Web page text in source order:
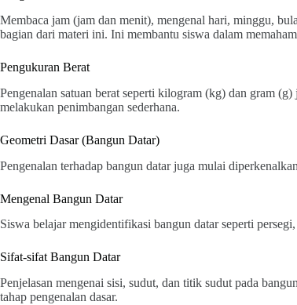
Membaca jam (jam dan menit), mengenal hari, minggu,
bagian dari materi ini. Ini membantu siswa dalam
Pengukuran Berat
Pengenalan satuan berat seperti kilogram (kg) dan gram
melakukan penimbangan sederhana.
Geometri Dasar (Bangun Datar)
Pengenalan terhadap bangun datar juga mulai
Mengenal Bangun Datar
Siswa belajar mengidentifikasi bangun datar seperti
Sifat-sifat Bangun Datar
Penjelasan mengenai sisi, sudut, dan titik sudut pada
tahap pengenalan dasar.